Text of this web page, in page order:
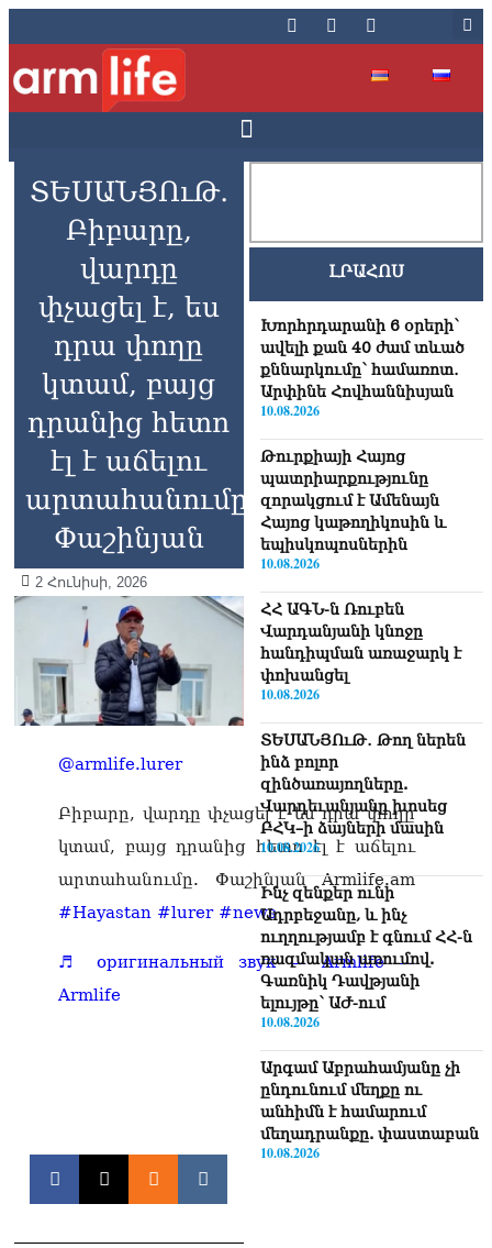
ՏԵՍԱՆՅՈւԹ․
Բիբարը,
վարդը
փչացել է, ես
դրա փողը
կտամ, բայց
դրանից հետո
էլ է աճելու
արտահանումը.
Փաշինյան
2 Հունիսի, 2026
@armlife.lurer
Բիբարը, վարդը փչացել է ես դրա փողը
կտամ, բայց դրանից հետո էլ է աճելու
արտահանումը. Փաշինյան Armlife.am
#Hayastan #lurer #news
♬ оригинальный звук — Armlife —
Armlife
ԼՐԱՀՈՍ
Խորհրդարանի 6 օրերի՝
ավելի քան 40 ժամ տևած
քննարկումը՝ համառոտ․
Արփինե Հովհաննիսյան
10.08.2026
Թուրքիայի Հայոց
պատրիարքությունը
զորակցում է Ամենայն
Հայոց կաթողիկոսին և
եպիսկոպոսներին
10.08.2026
ՀՀ ԱԳՆ-ն Ռուբեն
Վարդանյանի կնոջը
հանդիպման առաջարկ է
փոխանցել
10.08.2026
ՏԵՍԱՆՅՈւԹ․ Թող ներեն
ինձ բոլոր
զինծառայողները.
Վարդեւանյանը խոսեց
ԲՀԿ–ի ձայների մասին
10.08.2026
Ինչ զենքեր ունի
Ադրբեջանը, և ինչ
ուղղությամբ է գնում ՀՀ-ն
ռազմական առումով.
Գառնիկ Դավթյանի
ելույթը՝ ԱԺ-ում
10.08.2026
Արգամ Աբրահամյանը չի
ընդունում մեղքը ու
անհիմն է համարում
մեղադրանքը. փաստաբան
10.08.2026